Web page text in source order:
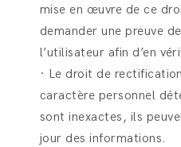
mise en œuvre de ce
demander une preuve
l’utilisateur afin d’en
· Le droit de
caractère personnel
sont inexactes, ils
jour des informations.